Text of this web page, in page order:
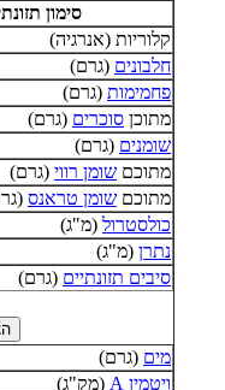
סימון
קלוריות (אנרגיה)
חלבונים (גרם)
פחמימות (גרם)
מתוכן סוכרים (גרם)
שומנים (גרם)
מתוכם שומן רווי (גרם)
מתוכם שומן טראנס
כולסטרול (מ"ג)
נתרן (מ"ג)
סיבים תזונתיים (גרם)
מים (גרם)
ויטמין A
(מק"ג)